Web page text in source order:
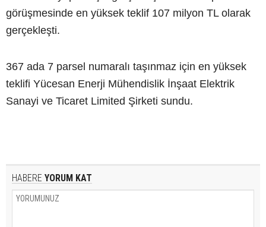
görüşmesinde en yüksek teklif 107 milyon TL olarak
gerçekleşti.
367 ada 7 parsel numaralı taşınmaz için en yüksek
teklifi Yücesan Enerji Mühendislik İnşaat Elektrik
Sanayi ve Ticaret Limited Şirketi sundu.
HABERE YORUM KAT